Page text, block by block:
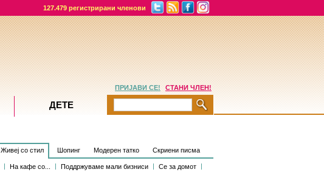
127.479 регистрирани членови
Живеј со стил
На кафе со... Поддржуваме мали бизниси Се за домот
Шопинг Модерен татко Скриени писма
ПРИЈАВИ СЕ! СТАНИ ЧЛЕН!
ДЕТЕ